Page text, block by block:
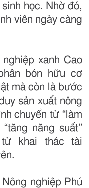
học. Nhờ đó,
viên ngày càng
xanh Cao
bón hữu cơ
mà còn là bước
sản xuất nông
chuyển từ “làm
năng suất”
từ khai thác tài
nghiệp Phú